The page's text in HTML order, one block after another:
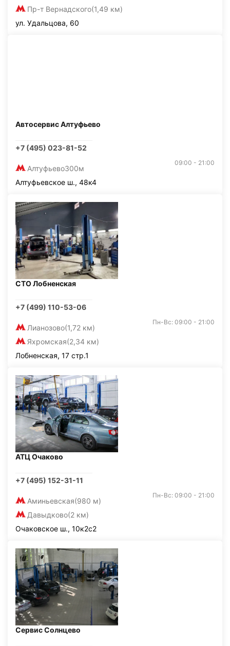
Пр-т Вернадского(1,49 км)
ул. Удальцова, 60
Автосервис Алтуфьево
+7 (495) 023-81-52
Алтуфьево300м
09:00 - 21:00
Алтуфьевское ш., 48к4
СТО Лобненская
+7 (499) 110-53-06
Лианозово(1,72 км)
Яхромская(2,34 км)
Пн-Вс: 09:00 - 21:00
Лобненская, 17 стр.1
АТЦ Очаково
+7 (495) 152-31-11
Аминьевская(980 м)
Давыдково(2 км)
Пн-Вс: 09:00 - 21:00
Очаковское ш., 10к2с2
Сервис Солнцево